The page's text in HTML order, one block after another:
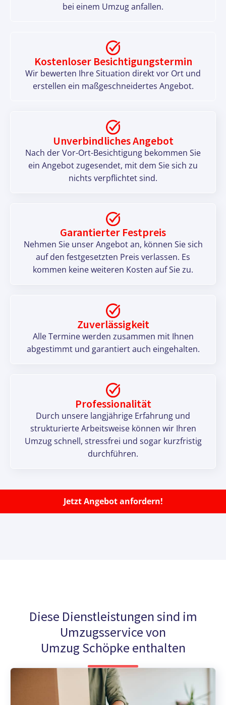
bei einem Umzug anfallen.
Kostenloser Besichtigungstermin
Wir bewerten Ihre Situation direkt vor Ort und
erstellen ein maßgeschneidertes Angebot.
Unverbindliches Angebot
Nach der Vor-Ort-Besichtigung bekommen Sie
ein Angebot zugesendet, mit dem Sie sich zu
nichts verpflichtet sind.
Garantierter Festpreis
Nehmen Sie unser Angebot an, können Sie sich
auf den festgesetzten Preis verlassen. Es
kommen keine weiteren Kosten auf Sie zu.
Zuverlässigkeit
Alle Termine werden zusammen mit Ihnen
abgestimmt und garantiert auch eingehalten.
Professionalität
Durch unsere langjährige Erfahrung und
strukturierte Arbeitsweise können wir Ihren
Umzug schnell, stressfrei und sogar kurzfristig
durchführen.
Jetzt Angebot anfordern!
Diese Dienstleistungen sind im
Umzugsservice von
Umzug Schöpke enthalten